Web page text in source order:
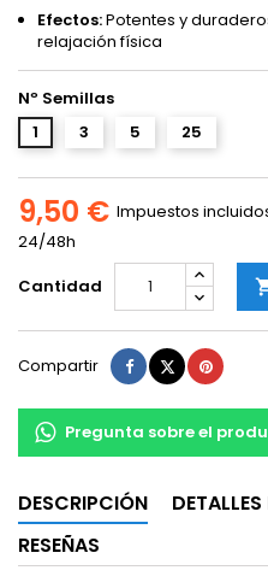
Efectos:Potentes y
relajación física
Nº Semillas
1
3 5 25
9,50 € Impuestos
24/48h
Cantidad
Compartir Compartir
TuitearPinterest
Pregunta sobre el
DESCRIPCIÓN
RESEÑAS